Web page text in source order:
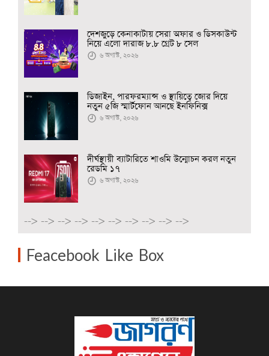
দেশজুড়ে কেনাকাটায় সেরা অফার ও ডিসকাউন্ট
নিয়ে এলো দারাজ ৮.৮ গ্রেট ৮ সেল
৬ অগাস্ট, ২০২৬
ডিজাইন, পারফরম্যান্স ও স্থায়িত্বে জোর দিয়ে
নতুন ৫জি স্মার্টফোন আনছে ইনফিনিক্স
৬ অগাস্ট, ২০২৬
দীর্ঘস্থায়ী ব্যাটারিতে শাওমি উন্মোচন করল নতুন
রেডমি ১৭
৬ অগাস্ট, ২০২৬
--> --> --> --> --> --> --> --> --> -->
Feacebook Like Box